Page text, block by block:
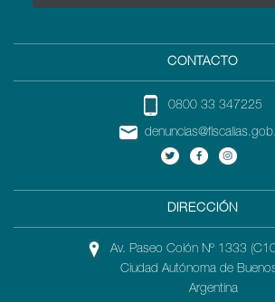
CONTACTO
0800 33 347225
DIRECCIÓN
Av. Paseo Colón Nº 1333
Ciudad Autónoma de
Argentina